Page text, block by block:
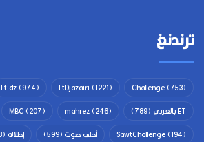
ترندنغ
Challenge(753)
EtDjazairi (1221)
Et dz(974)
ET بالعربي
(789)
mahrez(246)
MBC(207)
SawtChallenge(194) أحلى صوت (599) إطلالة (378)